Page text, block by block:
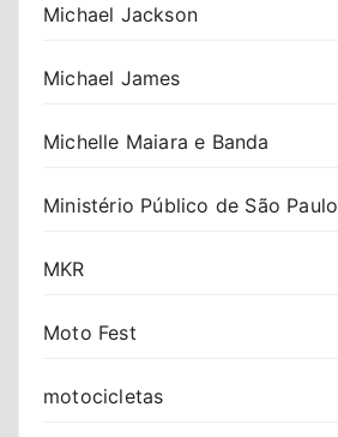
Michael Jackson
Michael James
Michelle Maiara e Banda
Ministério Público de São Paulo
MKR
Moto Fest
motocicletas